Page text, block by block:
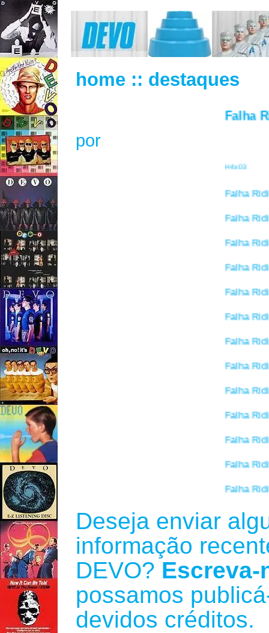
home :: destaques
Falha
por
H4x03
Falha
Falha
Falha
Falha
Falha
Falha
Falha
Falha
Falha
Falha
Falha
Falha
Falha
Deseja enviar
informação
DEVO? Escreva-
possamos
devidos créditos.